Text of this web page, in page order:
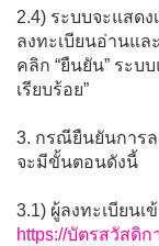
2.4) ระบบจะแสด
ลงทะเบียนอ่านแ
คลิก “ยืนยัน” ระบ
เรียบร้อย”
3. กรณียืนยันการล
จะมีขั้นตอนดังนี้
3.1) ผู้ลงทะเบียนเ
https://บัตรสวัสดิก